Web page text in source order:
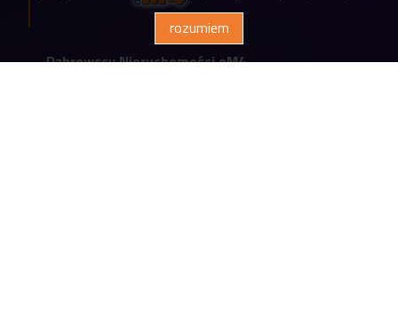
Dąbrowscy Nieruchomości eM4
rozumiem